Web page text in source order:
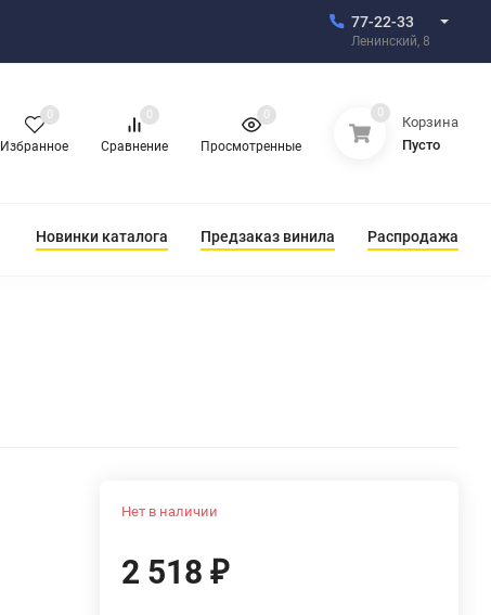
77-22-33
Ленинский, 8
Избранное
0
Сравнение
0
Просмотренные
0 0
Корзина
Пусто
Новинки каталога Предзаказ винила Распродажа
Нет в наличии
2 518₽